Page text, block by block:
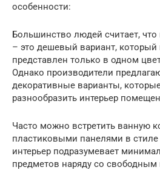
особенности:
Большинство людей считает,
– это дешевый вариант,
представлен только в одном
Однако производители
декоративные варианты,
разнообразить интерьер
Часто можно встретить ванную
пластиковыми панелями в
интерьер подразумевает
предметов наряду со